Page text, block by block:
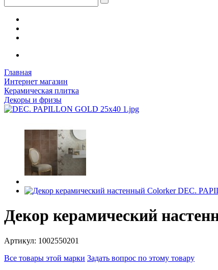
Главная
Интернет магазин
Керамическая плитка
Декоры и фризы
Декор керамический
Артикул: 1002550201
Все товары этой марки Задать вопрос по этому товару